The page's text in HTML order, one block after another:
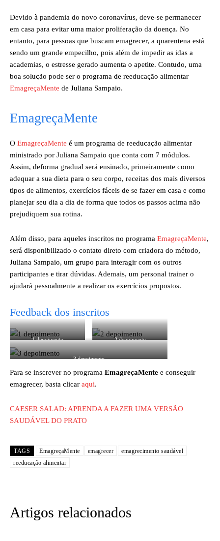
Devido à pandemia do novo coronavírus, deve-se permanecer
em casa para evitar uma maior proliferação da doença. No
entanto, para pessoas que buscam emagrecer, a quarentena está
sendo um grande empecilho, pois além de impedir as idas a
academias, o estresse gerado aumenta o apetite. Contudo, uma
boa solução pode ser o programa de reeducação alimentar
EmagreçaMente de Juliana Sampaio.
EmagreçaMente
O EmagreçaMente é um programa de reeducação alimentar
ministrado por Juliana Sampaio que conta com 7 módulos.
Assim, deforma gradual será ensinado, primeiramente como
adequar a sua dieta para o seu corpo, receitas dos mais diversos
tipos de alimentos, exercícios fáceis de se fazer em casa e como
planejar seu dia a dia de forma que todos os passos acima não
prejudiquem sua rotina.
Além disso, para aqueles inscritos no programa EmagreçaMente,
será disponibilizado o contato direto com criadora do método,
Juliana Sampaio, um grupo para interagir com os outros
participantes e tirar dúvidas. Ademais, um personal trainer o
ajudará pessoalmente a realizar os exercícios propostos.
Feedback dos inscritos
1 depoimento 2 depoimento
3 depoimento
Para se inscrever no programa EmagreçaMente e conseguir
emagrecer, basta clicar aqui.
CAESER SALAD: APRENDA A FAZER UMA VERSÃO
SAUDÁVEL DO PRATO
TAGS EmagreçaMente emagrecer
emagrecimento saudável
reeducação alimentar
Artigos relacionados